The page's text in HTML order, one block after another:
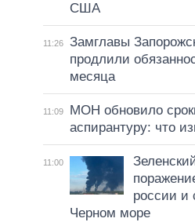
США
11:26
Замглавы
продлили
месяца
11:09
МОН обновило
аспирантуру: что
11:00
россии и
Черном море